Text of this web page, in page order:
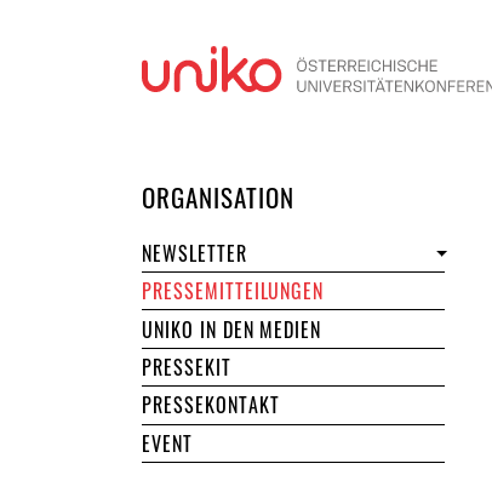
ORGANISATION
NEWSLETTER
PRESSEMITTEILUNGEN
UNIKO IN DEN MEDIEN
PRESSEKIT
PRESSEKONTAKT
EVENT